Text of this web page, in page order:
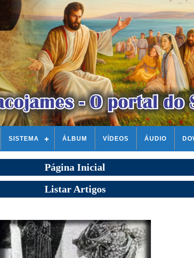
SISTEMA ÁLBUM VÍDEOS ÁUDIO
Página Inicial
Listar Artigos